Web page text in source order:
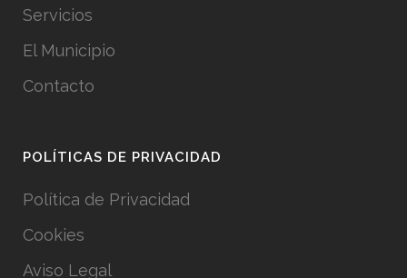
Servicios
El Municipio
Contacto
POLÍTICAS DE PRIVACIDAD
Política de Privacidad
Cookies
Aviso Legal